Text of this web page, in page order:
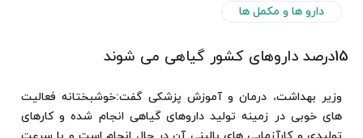
دارو ها و مکمل ها
15درصد داروهاى کشور گیاهى مى شوند
وزیر بهداشت، درمان و آموزش پزشکی گفت:خوشبختانه فعالیت
های خوبی در زمینه تولید داروهای گیاهی انجام شده و کارهای